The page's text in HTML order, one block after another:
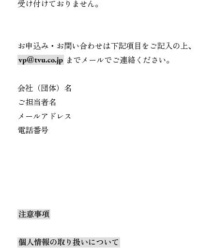
受け付けておりません。
お申込み・お問い合わせは下記項目をご記入の上、
vp＠tvu.co.jp までメールでご連絡ください。
会社（団体）名
ご担当者名
メールアドレス
電話番号
注意事項
個人情報の取り扱いについて